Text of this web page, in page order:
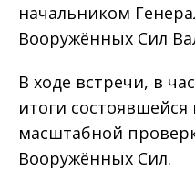
начальником
Вооружённых Сил
В ходе встречи, в
итоги
масштабной
Вооружённых Сил.